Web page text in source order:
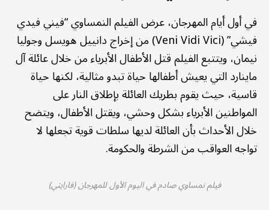
في أول أيام المهرجان، عرض الفيلم النمساوي “فيني فيدي
فيشي” (Veni Vidi Vici) من إخراج دانييل هويسل وجوليا
نيمان، ويتتبع الفيلم قتل الأطفال الأبرياء من خلال عائلة آل
ماينارد التي يعيش أطفالها حياة تبدو مثالية، لكنها حياة
قاسية، حيث يقوم بطريك العائلة بإطلاق النار على
المواطنين الأبرياء بشكل وحشي، ويقتل الأطفال، ويتضح
خلال الأحداث بأن العائلة لديها سلطات قوية تجعلها لا
تواجه العواقب من الشرطة والحكومة.
فيلم نمساوي صادم في اليوم الأول للمهرجان (فارايتي)